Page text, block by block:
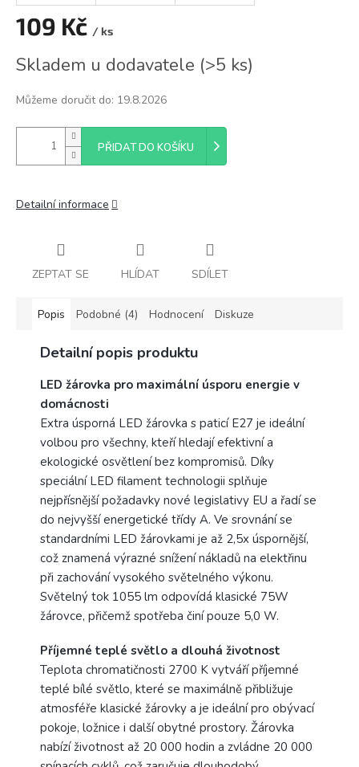
109 Kč / ks
cena:
Skladem u dodavatele (>5 ks)
Můžeme doručit do: 19.8.2026
PŘIDAT DO KOŠÍKU
Detailní informace
ZEPTAT SE HLÍDAT SDÍLET
Popis Podobné (4) Hodnocení Diskuze
Detailní popis produktu
LED žárovka pro maximální úsporu energie v
domácnosti
Extra úsporná LED žárovka s paticí E27 je ideální
volbou pro všechny, kteří hledají efektivní a
ekologické osvětlení bez kompromisů. Díky
speciální LED filament technologii splňuje
nejpřísnější požadavky nové legislativy EU a řadí se
do nejvyšší energetické třídy A. Ve srovnání se
standardními LED žárovkami je až 2,5x úspornější,
což znamená výrazné snížení nákladů na elektřinu
při zachování vysokého světelného výkonu.
Světelný tok 1055 lm odpovídá klasické 75W
žárovce, přičemž spotřeba činí pouze 5,0 W.
Příjemné teplé světlo a dlouhá životnost
Teplota chromatičnosti 2700 K vytváří příjemné
teplé bílé světlo, které se maximálně přibližuje
atmosféře klasické žárovky a je ideální pro obývací
pokoje, ložnice i další obytné prostory. Žárovka
nabízí životnost až 20 000 hodin a zvládne 20 000